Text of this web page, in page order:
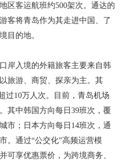
区客运航班约500架次。通达的
客将青岛作为其走进中国、了
目的地。
岸入境的外籍旅客主要来自韩
旅游、商贸、探亲为主。其
过10万人次。目前，青岛机场
其中韩国方向每日39班次，覆
市；日本方向每日14班次，通
。通过“公交化”高频运营模
可享优惠票价，为跨境商务、